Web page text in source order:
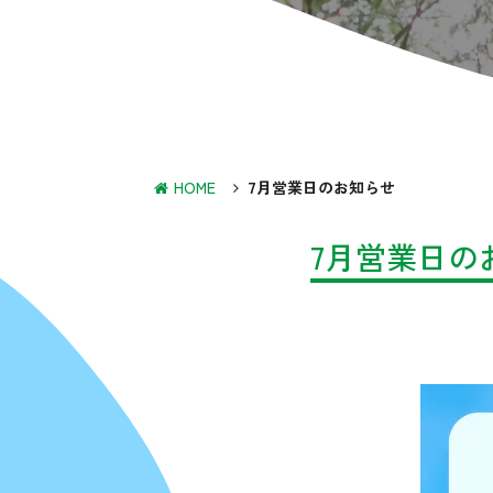
HOME 7月営業日のお知らせ
7月営業日の